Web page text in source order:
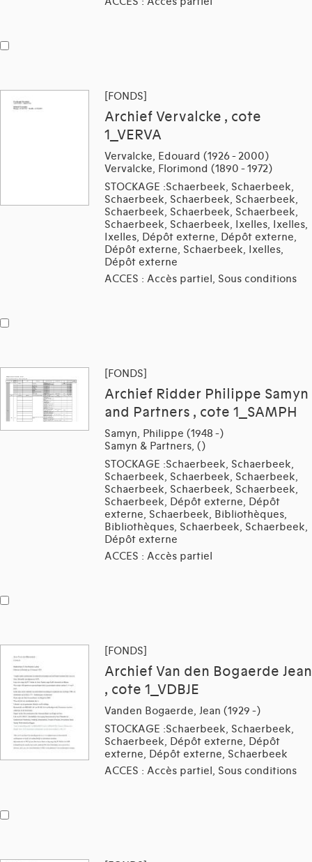
[FONDS]
Archief Vervalcke , cote
1_VERVA
Vervalcke, Edouard (1926 - 2000)
Vervalcke, Florimond (1890 - 1972)
STOCKAGE :Schaerbeek, Schaerbeek,
Schaerbeek, Schaerbeek, Schaerbeek,
Schaerbeek, Schaerbeek, Schaerbeek,
Schaerbeek, Schaerbeek, Ixelles, Ixelles,
Ixelles, Dépôt externe, Dépôt externe,
Dépôt externe, Schaerbeek, Ixelles,
Dépôt externe
ACCES : Accès partiel, Sous conditions
[FONDS]
Archief Ridder Philippe Samyn
and Partners , cote 1_SAMPH
Samyn, Philippe (1948 -)
Samyn & Partners, ()
STOCKAGE :Schaerbeek, Schaerbeek,
Schaerbeek, Schaerbeek, Schaerbeek,
Schaerbeek, Schaerbeek, Schaerbeek,
Schaerbeek, Dépôt externe, Dépôt
externe, Schaerbeek, Bibliothèques,
Bibliothèques, Schaerbeek, Schaerbeek,
Dépôt externe
ACCES : Accès partiel
[FONDS]
Archief Van den Bogaerde Jean
, cote 1_VDBJE
Vanden Bogaerde, Jean (1929 -)
STOCKAGE :Schaerbeek, Schaerbeek,
Schaerbeek, Dépôt externe, Dépôt
externe, Dépôt externe, Schaerbeek
ACCES : Accès partiel, Sous conditions